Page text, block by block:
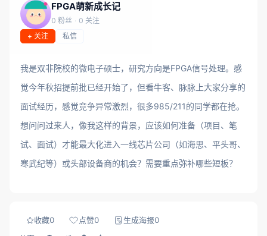
FPGA萌新成长记
0 粉丝 · 0 关注
+ 关注
私信
我是双非院校的微电子硕士，研究方向是FPGA信号处理。感
觉今年秋招提前批已经开始了，但看牛客、脉脉上大家分享的
面试经历，感觉竞争异常激烈，很多985/211的同学都在抢。
想问问过来人，像我这样的背景，应该如何准备（项目、笔
试、面试）才能最大化进入一线芯片公司（如海思、平头哥、
寒武纪等）或头部设备商的机会？需要重点弥补哪些短板？
收藏0 点赞0 生成海报0